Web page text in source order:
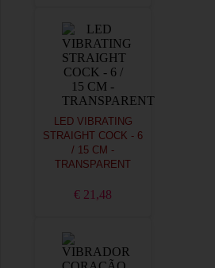
LED VIBRATING
STRAIGHT COCK - 6
/ 15 CM -
TRANSPARENT
€ 21,48